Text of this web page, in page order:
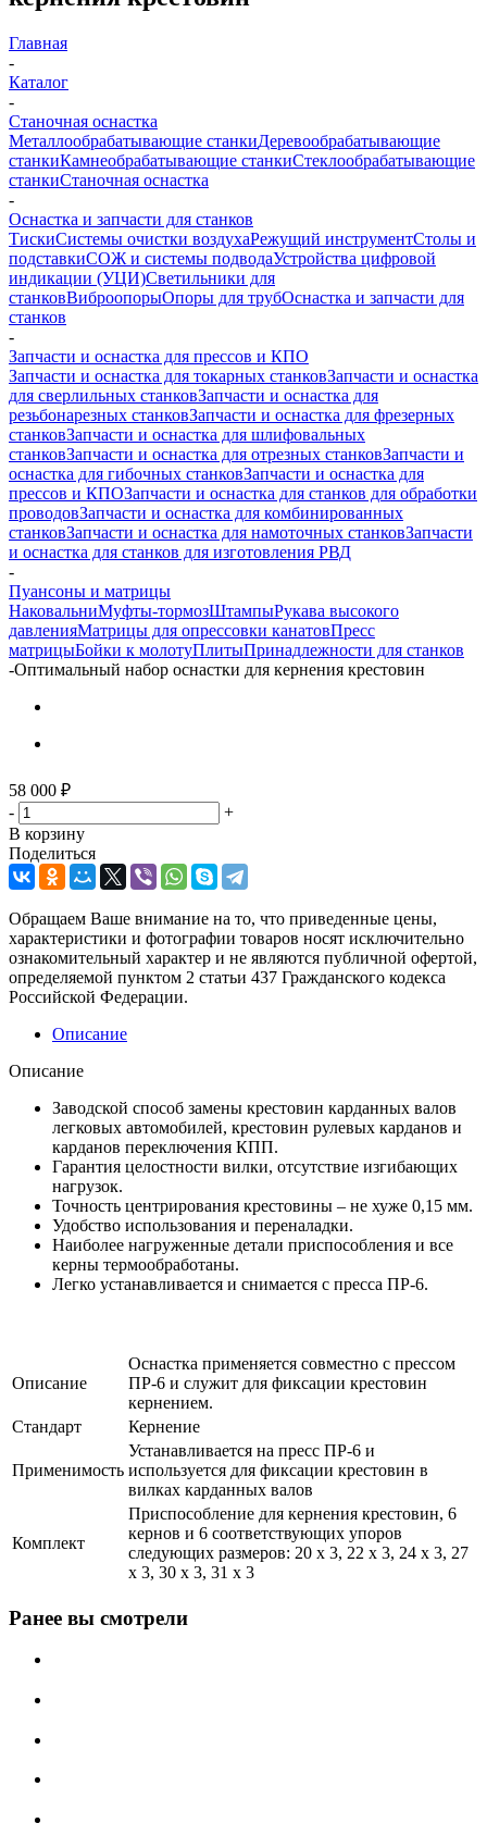
Главная
-
Каталог
-
Станочная оснастка
Металлообрабатывающие станкиДеревообрабатывающие
станкиКамнеобрабатывающие станкиСтеклообрабатывающие
станкиСтаночная оснастка
-
Оснастка и запчасти для станков
ТискиСистемы очистки воздухаРежущий инструментСтолы и
подставкиСОЖ и системы подводаУстройства цифровой
индикации (УЦИ)Светильники для
станковВиброопорыОпоры для трубОснастка и запчасти для
станков
-
Запчасти и оснастка для прессов и КПО
Запчасти и оснастка для токарных станковЗапчасти и оснастка
для сверлильных станковЗапчасти и оснастка для
резьбонарезных станковЗапчасти и оснастка для фрезерных
станковЗапчасти и оснастка для шлифовальных
станковЗапчасти и оснастка для отрезных станковЗапчасти и
оснастка для гибочных станковЗапчасти и оснастка для
прессов и КПОЗапчасти и оснастка для станков для обработки
проводовЗапчасти и оснастка для комбинированных
станковЗапчасти и оснастка для намоточных станковЗапчасти
и оснастка для станков для изготовления РВД
-
Пуансоны и матрицы
НаковальниМуфты-тормозШтампыРукава высокого
давленияМатрицы для опрессовки канатовПресс
матрицыБойки к молотуПлитыПринадлежности для станков
-Оптимальный набор оснастки для кернения крестовин
58 000 ₽
-
+
В корзину
Поделиться
Обращаем Ваше внимание на то, что приведенные цены,
характеристики и фотографии товаров носят исключительно
ознакомительный характер и не являются публичной офертой,
определяемой пунктом 2 статьи 437 Гражданского кодекса
Российской Федерации.
Описание
Описание
Заводской способ замены крестовин карданных валов
легковых автомобилей, крестовин рулевых карданов и
карданов переключения КПП.
Гарантия целостности вилки, отсутствие изгибающих
нагрузок.
Точность центрирования крестовины – не хуже 0,15 мм.
Удобство использования и переналадки.
Наиболее нагруженные детали приспособления и все
керны термообработаны.
Легко устанавливается и снимается с пресса ПР-6.
Описание
Оснастка применяется совместно с прессом
ПР-6 и служит для фиксации крестовин
кернением.
Стандарт
Кернение
Применимость
Устанавливается на пресс ПР-6 и
используется для фиксации крестовин в
вилках карданных валов
Комплект
Приспособление для кернения крестовин, 6
кернов и 6 соответствующих упоров
следующих размеров: 20 x 3, 22 х 3, 24 x 3, 27
x 3, 30 x 3, 31 x 3
Ранее вы смотрели